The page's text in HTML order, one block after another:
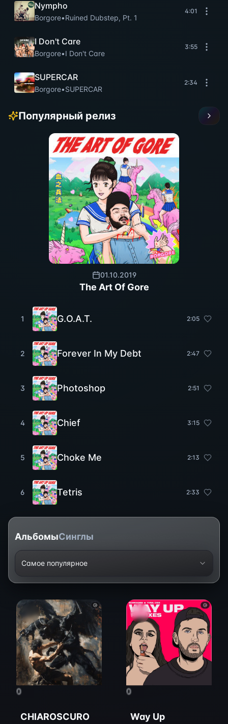
Nympho
Borgore•Ruined Dubstep, Pt. 1
4:01
I Don't Care
Borgore•I Don't Care
3:55
SUPERCAR
Borgore•SUPERCAR
2:34
Популярный релиз
01.10.2019
The Art Of Gore
1 G.O.A.T. 2:05
2 Forever In My Debt 2:47
3 Photoshop 2:51
4 Chief 3:15
5 Choke Me 2:13
6 Tetris 2:33
АльбомыСинглы
Самое популярное
0
CHIAROSCURO
0
Way Up